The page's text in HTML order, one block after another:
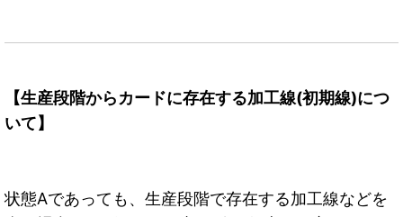
【生産段階からカードに存在する加工線(初期線)につ
いて】
状態Aであっても、生産段階で存在する加工線などを